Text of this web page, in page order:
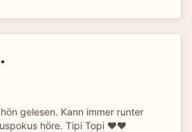
gelesen. Kann immer runter
höre. Tipi Topi ❤️❤️